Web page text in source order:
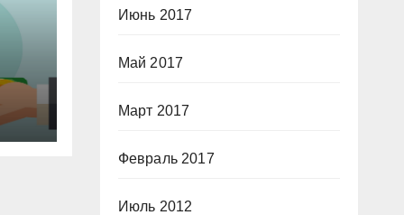
Июнь 2017
Май 2017
Март 2017
Февраль 2017
Июль 2012